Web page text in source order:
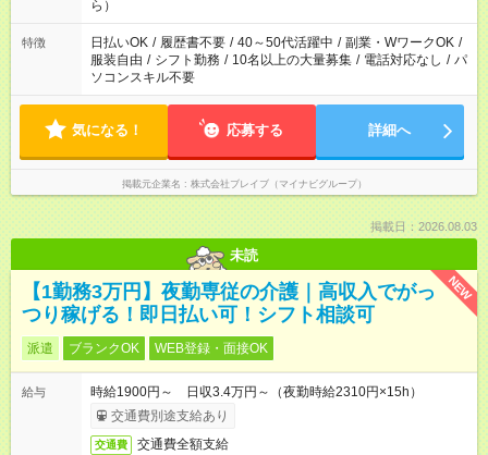
間を有効に使いたい」 など、ご希望があれば教えてください
ね。
ら）
特徴 日払いOK / 履歴書不要 / 40～50代活躍中 / 副業・WワークOK /
服装自由 / シフト勤務 / 10名以上の大量募集 / 電話対応なし / パ
ソコンスキル不要
気になる！ 応募する 詳細へ
掲載元企業名 株式会社ブレイブ（マイナビグループ）
掲載日：2026.08.03
未読
NEW
【1勤務3万円】夜勤専従の介護｜高収入でがっ
つり稼げる！即日払い可！シフト相談可
派遣 ブランクOK WEB登録・面接OK
給与
時給1900円～ 日収3.4万円～（夜勤時給2310円×15h）
交通費別途支給あり
交通費 交通費全額支給